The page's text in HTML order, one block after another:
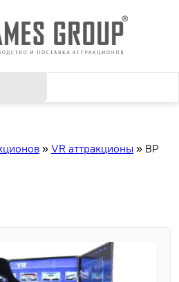
» VR аттракционы » ВР